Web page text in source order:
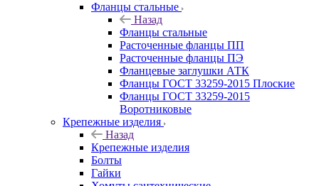
Фланцы стальные
Назад
Фланцы стальные
Расточенные фланцы ПП
Расточенные фланцы ПЭ
Фланцевые заглушки АТК
Фланцы ГОСТ 33259-2015 Плоские
Фланцы ГОСТ 33259-2015
Воротниковые
Крепежные изделия
Назад
Крепежные изделия
Болты
Гайки